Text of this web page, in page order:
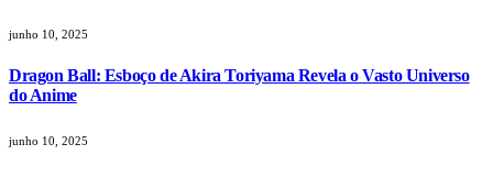
junho 10, 2025
Dragon Ball: Esboço de Akira Toriyama Revela o Vasto Universo
do Anime
junho 10, 2025